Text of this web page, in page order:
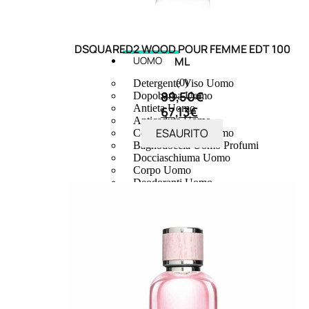
UOMO
Detergente Viso Uomo
Dopobarba Uomo
Antieta Uomo
Anticaduta Uomo
Contorno Occhi Uomo
Bagnodoccia Uomo Profumi
Docciaschiuma Uomo
Corpo Uomo
Deodoranti Uomo
Antietà
uomo
Detergente
DSQUARED2 WOOD POUR FEMME EDT 100
ML
(0)
89,50€
67,13€
ESAURITO